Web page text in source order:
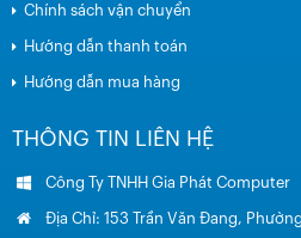
Chính sách vận chuyển
Hướng dẫn thanh toán
Hướng dẫn mua hàng
THÔNG TIN LIÊN HỆ
Công Ty TNHH Gia Phát Computer
Địa Chỉ: 153 Trần Văn Đang, Phường